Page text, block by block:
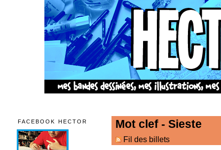
Mot clef - Sieste
Fil des billets
FACEBOOK HECTOR